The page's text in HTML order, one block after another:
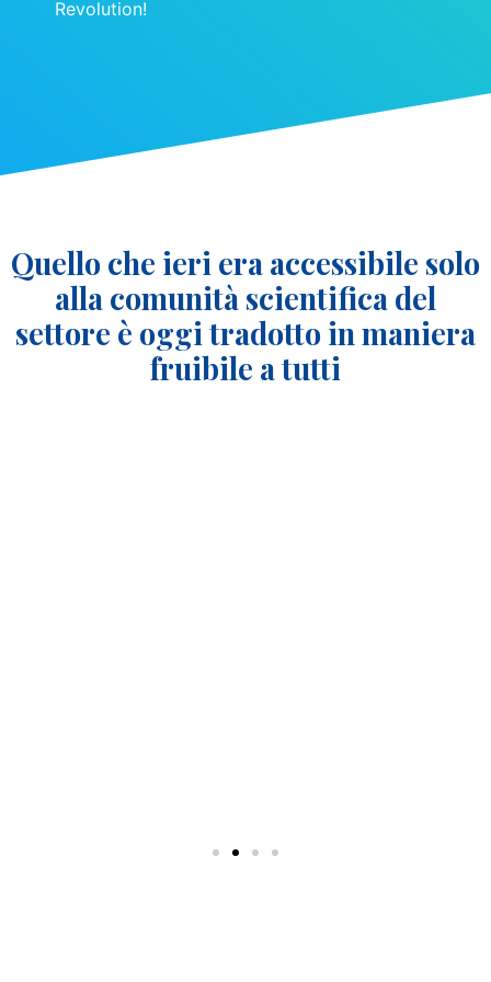
Revolution!
Quello che ieri era accessibile solo
alla comunità scientifica del
settore è oggi tradotto in maniera
fruibile a tutti